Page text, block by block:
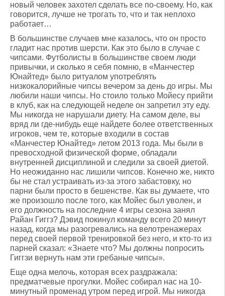
новый человек захотел сделать все по-своему. Но, как
говорится, лучше не трогать то, что и так неплохо
работает…
В большинстве случаев мне казалось, что он просто
гладит нас против шерсти. Как это было в случае с
чипсами. Футболисты в большинстве своем люди
привычки, и сколько я себя помню, в «Манчестер
Юнайтед» было ритуалом употреблять
низкокалорийные чипсы вечером за день до игры. Мы
любили наши чипсы. Но стоило только Мойесу прийти
в клуб, как на следующей неделе он запретил эту еду.
Мы никогда не нарушали диету. На самом деле, вы
вряд ли где-нибудь еще найдете более ответственных
игроков, чем те, которые входили в состав
«Манчестер Юнайтед» летом 2013 года. Мы были в
превосходной физической форме, обладали
внутренней дисциплиной и следили за своей диетой.
Но неожиданно нас лишили чипсов. Конечно же, никто
бы не стал устраивать из-за этого забастовку, но
парни были просто в бешенстве. Как вы думаете, что
же произошло после того, как Мойес был уволен, и
его должность на последние 4 игры сезона занял
Райан Гиггз? Дэвид покинул команду всего 20 минут
назад, когда мы разогревались на велотренажерах
перед своей первой тренировкой без него, и кто-то из
парней сказал: «Знаете что? Мы должны попросить
Гиггзи вернуть нам эти гребаные чипсы».
Еще одна мелочь, которая всех раздражала:
предматчевые прогулки. Мойес собирал нас на 10-
минутный променад утром перед игрой. Мы никогда